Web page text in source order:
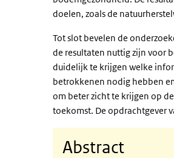
doelen, zoals de
Tot slot bevelen de
de resultaten nuttig zijn voor
duidelijk te krijgen welke
betrokkenen nodig hebben
om beter zicht te krijgen op
toekomst. De opdrachtgever
Abstract